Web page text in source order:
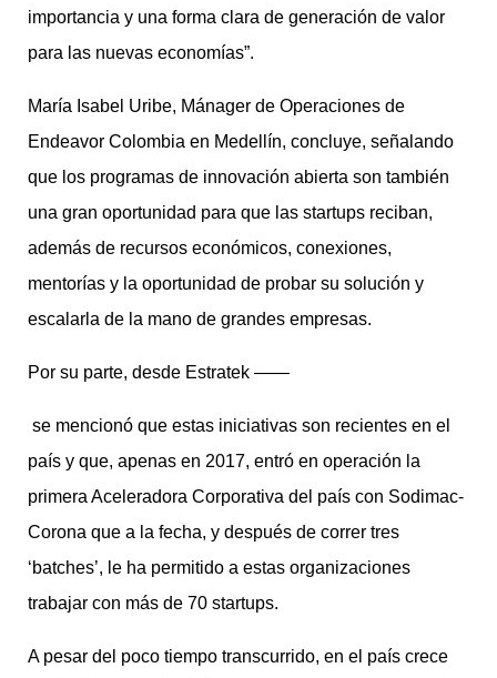
importancia y una forma clara de generación de valor
para las nuevas economías”.
María Isabel Uribe, Mánager de Operaciones de
Endeavor Colombia en Medellín, concluye, señalando
que los programas de innovación abierta son también
una gran oportunidad para que las startups reciban,
además de recursos económicos, conexiones,
mentorías y la oportunidad de probar su solución y
escalarla de la mano de grandes empresas.
Por su parte, desde Estratek ——
se mencionó que estas iniciativas son recientes en el
país y que, apenas en 2017, entró en operación la
primera Aceleradora Corporativa del país con Sodimac-
Corona que a la fecha, y después de correr tres
‘batches’, le ha permitido a estas organizaciones
trabajar con más de 70 startups.
A pesar del poco tiempo transcurrido, en el país crece